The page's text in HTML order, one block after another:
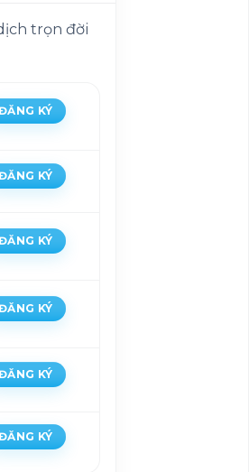
trọn đời
KÝ
KÝ
KÝ
KÝ
KÝ
KÝ